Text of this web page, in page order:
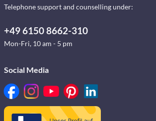
Telephone support and counselling under:
+49 6150 8662-310
Mon-Fri, 10 am - 5 pm
Social Media